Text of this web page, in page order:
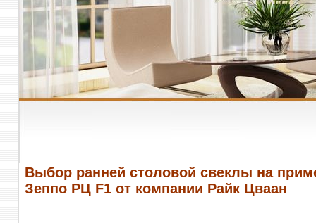
Выбор ранней столовой свеклы на
Зеппо РЦ F1 от компании Райк Цваан